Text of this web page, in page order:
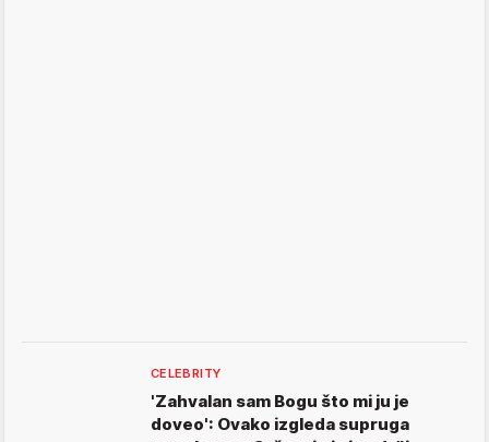
CELEBRITY
'Zahvalan sam Bogu što mi ju je
doveo': Ovako izgleda supruga